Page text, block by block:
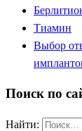
Тиамин
Выбор
Поиск по
Найти: